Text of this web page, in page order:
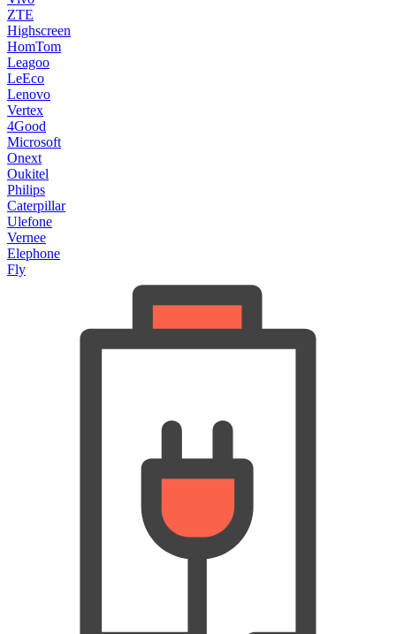
ZTE
Highscreen
HomTom
Leagoo
LeEco
Lenovo
Vertex
4Good
Microsoft
Onext
Oukitel
Philips
Caterpillar
Ulefone
Vernee
Elephone
Fly